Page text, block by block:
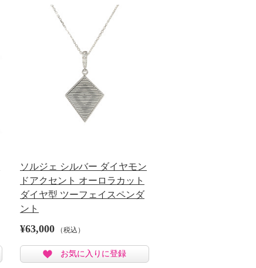
ソルジェ シルバー ダイヤモン
ドアクセント オーロラカット
ダイヤ型 ツーフェイスペンダ
ント
¥63,000 （税込）
お気に入りに登録